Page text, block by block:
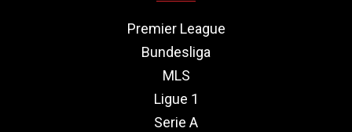
Premier League
Bundesliga
MLS
Ligue 1
Serie A